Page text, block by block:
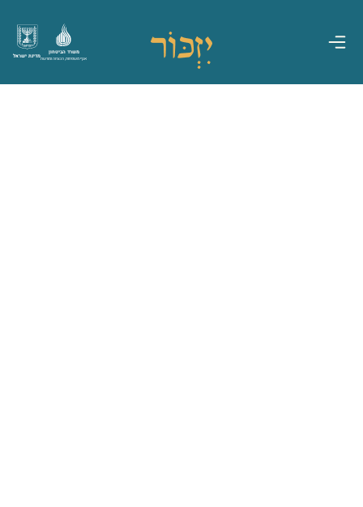
מדינת ישראל
משרד הביטחון
אגף משפחות, הנצחה ומורשת